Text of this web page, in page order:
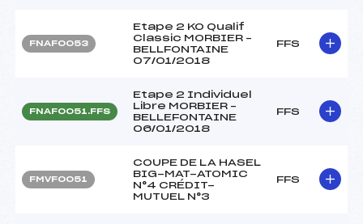
FNAF0053
Etape 2 KO Qualif
Classic MORBIER –
BELLFONTAINE
07/01/2018
FFS
FNAF0051.FFS
Etape 2 Individuel
Libre MORBIER –
BELLEFONTAINE
06/01/2018
FFS
FMVF0051
COUPE DE LA HASEL
BIG-MAT-ATOMIC
N°4 CRÉDIT-
MUTUEL N°3
FFS